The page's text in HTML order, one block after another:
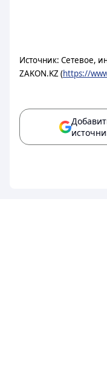
Источник: Сетевое,
ZAKON.KZ (https://